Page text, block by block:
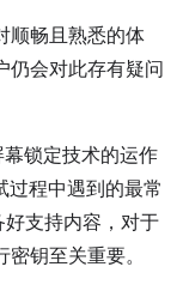
顺畅且熟悉的体
仍会对此存有疑问
锁定技术的运作
程中遇到的最常
好支持内容，对于
钥至关重要。